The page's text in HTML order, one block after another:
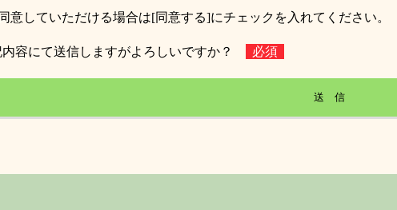
意していただける場合は[同意する]にチェックを入れてください。
容にて送信しますがよろしいですか？
必須